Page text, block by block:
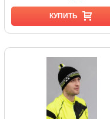
КУПИТЬ